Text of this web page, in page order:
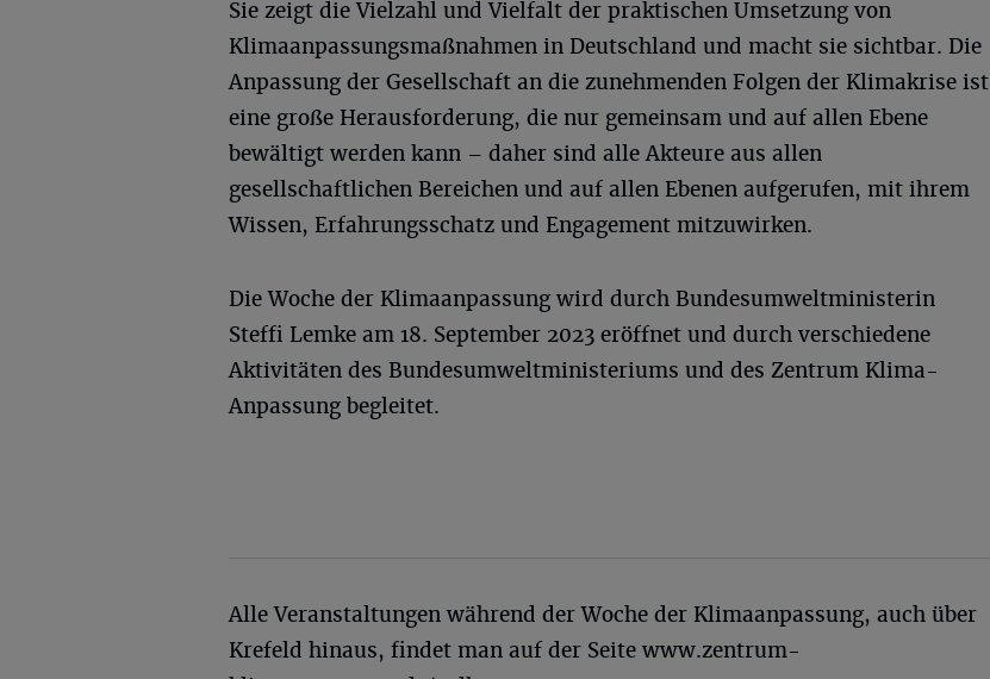
Sie zeigt die Vielzahl und Vielfalt der praktischen Umsetzung von
Klimaanpassungsmaßnahmen in Deutschland und macht sie sichtbar. Die
Anpassung der Gesellschaft an die zunehmenden Folgen der Klimakrise ist
eine große Herausforderung, die nur gemeinsam und auf allen Ebene
bewältigt werden kann – daher sind alle Akteure aus allen
gesellschaftlichen Bereichen und auf allen Ebenen aufgerufen, mit ihrem
Wissen, Erfahrungsschatz und Engagement mitzuwirken.
Die Woche der Klimaanpassung wird durch Bundesumweltministerin
Steffi Lemke am 18. September 2023 eröffnet und durch verschiedene
Aktivitäten des Bundesumweltministeriums und des Zentrum Klima-
Anpassung begleitet.
Alle Veranstaltungen während der Woche der Klimaanpassung, auch über
Krefeld hinaus, findet man auf der Seite www.zentrum-